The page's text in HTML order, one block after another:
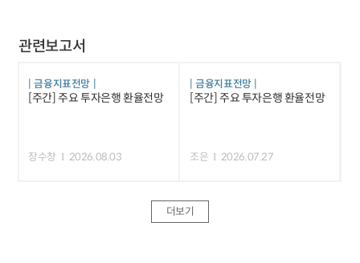
관련보고서
금융지표전망
[주간] 주요 투자은행 환율전망
장수창 2026.08.03
금융지표전망
[주간] 주요 투자은행 환율전망
조은 2026.07.27
더보기